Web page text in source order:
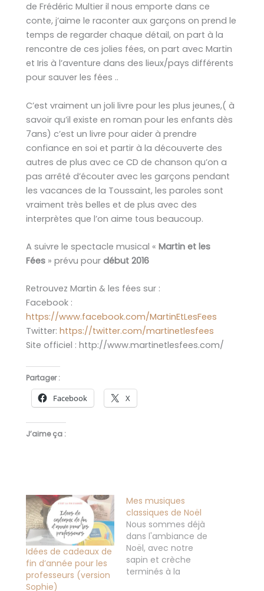
de Frédéric Multier il nous emporte dans ce
conte, j’aime le raconter aux garçons on prend le
temps de regarder chaque détail, on part à la
rencontre de ces jolies fées, on part avec Martin
et Iris à l’aventure dans des lieux/pays différents
pour sauver les fées ..
C’est vraiment un joli livre pour les plus jeunes,( à
savoir qu’il existe en roman pour les enfants dès
7ans) c’est un livre pour aider à prendre
confiance en soi et partir à la découverte des
autres de plus avec ce CD de chanson qu’on a
pas arrêté d’écouter avec les garçons pendant
les vacances de la Toussaint, les paroles sont
vraiment très belles et de plus avec des
interprètes que l’on aime tous beaucoup.
A suivre le spectacle musical « Martin et les
Fées » prévu pour début 2016
Retrouvez Martin & les fées sur :
Facebook :
https://www.facebook.com/MartinEtLesFees
Twitter: https://twitter.com/martinetlesfees
Site officiel : http://www.martinetlesfees.com/
Partager :
Facebook X
J’aime ça :
Idées de cadeaux de
fin d’année pour les
professeurs (version
Sophie)
Mes musiques
classiques de Noël
Nous sommes déjà
dans l'ambiance de
Noël, avec notre
sapin et crèche
terminés à la